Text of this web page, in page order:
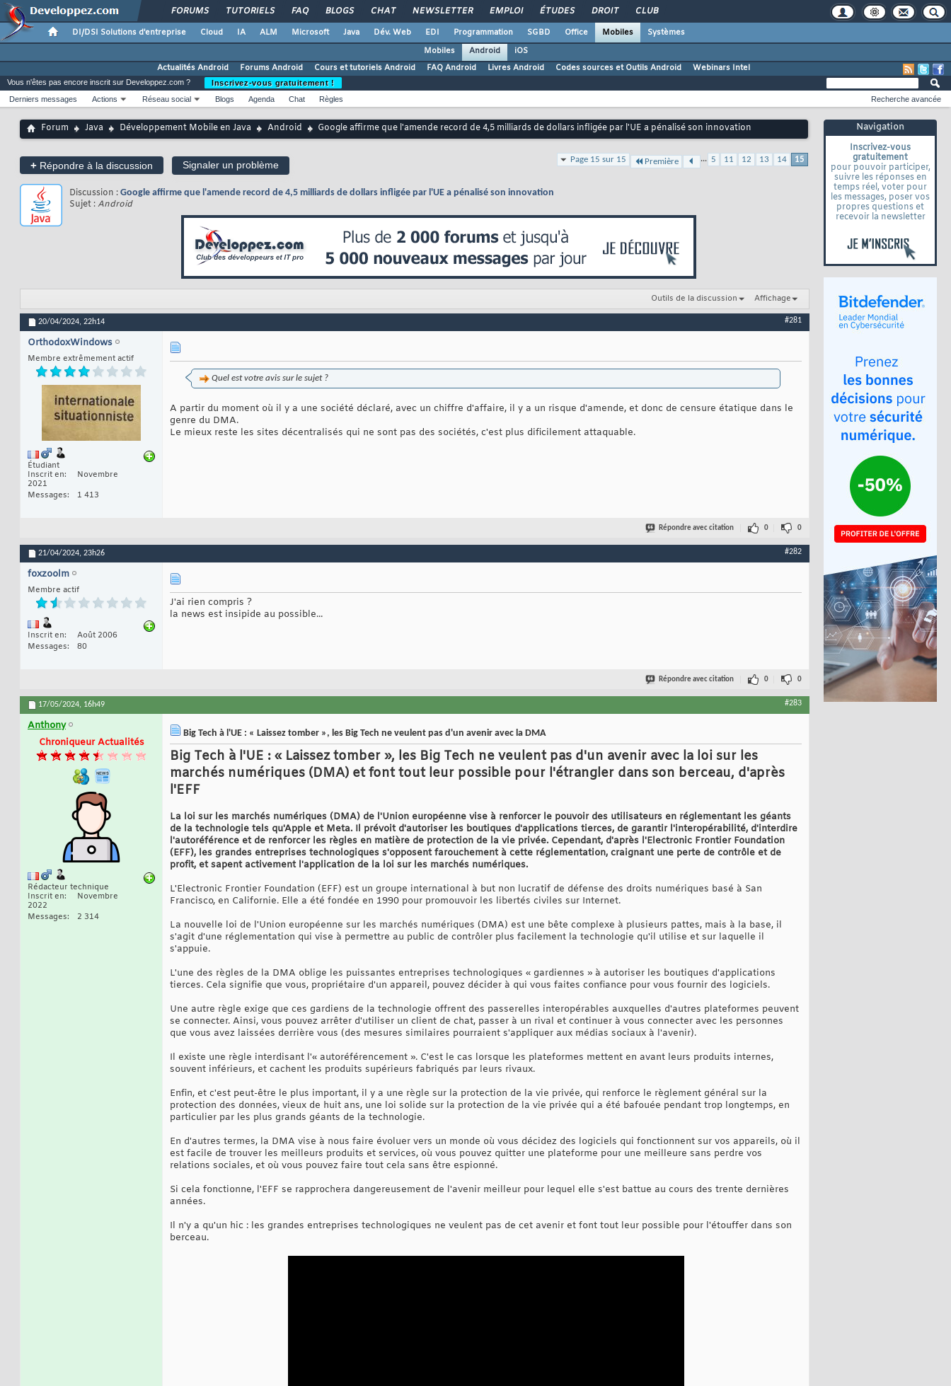
FORUMS TUTORIELS FAQ BLOGS CHAT NEWSLETTER EMPLOI ÉTUDES DROIT CLUB
DI/DSI Solutions d'entreprise Cloud IA ALM Microsoft Java Dév. Web EDI Programmation SGBD Office Mobiles
Systèmes
Mobiles
Android
iOS
Actualités Android
Forums Android Cours et tutoriels Android FAQ Android Livres Android Codes sources et Outils Android Webinars Intel
Navigation
Inscrivez-vous
gratuitement
pour pouvoir participer,
suivre les réponses en
temps réel, voter pour
les messages, poser vos
propres questions et
recevoir la newsletter
Vous n'êtes pas encore inscrit sur Developpez.com ?
Inscrivez-vous gratuitement !
Derniers messages
Actions Réseau social Blogs Agenda Chat Règles Recherche avancée
Forum Java Développement Mobile en Java Android Google affirme que l'amende record de 4,5 milliards de dollars infligée par l'UE a pénalisé son innovation
+ Répondre à la discussion Signaler un problème Page 15 sur 15 Première ... 5 11 12 13 14 15
Discussion : Google affirme que l'amende record de 4,5 milliards de dollars infligée par l'UE a pénalisé son innovation
Sujet :Android
Outils de la discussion Affichage
20/04/2024, 22h14 #281
OrthodoxWindows
Membre extrêmement actif
Étudiant
Inscrit en
Novembre
2021
Messages
1 413
Quel est votre avis sur le sujet ?
A partir du moment où il y a une société déclaré, avec un chiffre d'affaire, il y a un risque d'amende, et donc de censure étatique dans le
genre du DMA.
Le mieux reste les sites décentralisés qui ne sont pas des sociétés, c'est plus dificilement attaquable.
Répondre avec citation 0 0
21/04/2024, 23h26 #282
foxzoolm
Membre actif
Inscrit en
Août 2006
Messages
80
J'ai rien compris ?
la news est insipide au possible...
Répondre avec citation 0 0
17/05/2024, 16h49 #283
Anthony
Chroniqueur Actualités
Rédacteur technique
Inscrit en
Novembre
2022
Messages
2 314
Big Tech à l'UE : « Laissez tomber », les Big Tech ne veulent pas d'un avenir avec la DMA
Big Tech à l'UE : « Laissez tomber », les Big Tech ne veulent pas d'un avenir avec la loi sur les
marchés numériques (DMA) et font tout leur possible pour l'étrangler dans son berceau, d'après
l'EFF
La loi sur les marchés numériques (DMA) de l'Union européenne vise à renforcer le pouvoir des utilisateurs en réglementant les géants
de la technologie tels qu'Apple et Meta. Il prévoit d'autoriser les boutiques d'applications tierces, de garantir l'interopérabilité, d'interdire
l'autoréférence et de renforcer les règles en matière de protection de la vie privée. Cependant, d'après l'Electronic Frontier Foundation
(EFF), les grandes entreprises technologiques s'opposent farouchement à cette réglementation, craignant une perte de contrôle et de
profit, et sapent activement l'application de la loi sur les marchés numériques.
L'Electronic Frontier Foundation (EFF) est un groupe international à but non lucratif de défense des droits numériques basé à San
Francisco, en Californie. Elle a été fondée en 1990 pour promouvoir les libertés civiles sur Internet.
La nouvelle loi de l'Union européenne sur les marchés numériques (DMA) est une bête complexe à plusieurs pattes, mais à la base, il
s'agit d'une réglementation qui vise à permettre au public de contrôler plus facilement la technologie qu'il utilise et sur laquelle il
s'appuie.
L'une des règles de la DMA oblige les puissantes entreprises technologiques « gardiennes » à autoriser les boutiques d'applications
tierces. Cela signifie que vous, propriétaire d'un appareil, pouvez décider à qui vous faites confiance pour vous fournir des logiciels.
Une autre règle exige que ces gardiens de la technologie offrent des passerelles interopérables auxquelles d'autres plateformes peuvent
se connecter. Ainsi, vous pouvez arrêter d'utiliser un client de chat, passer à un rival et continuer à vous connecter avec les personnes
que vous avez laissées derrière vous (des mesures similaires pourraient s'appliquer aux médias sociaux à l'avenir).
Il existe une règle interdisant l'« autoréférencement ». C'est le cas lorsque les plateformes mettent en avant leurs produits internes,
souvent inférieurs, et cachent les produits supérieurs fabriqués par leurs rivaux.
Enfin, et c'est peut-être le plus important, il y a une règle sur la protection de la vie privée, qui renforce le règlement général sur la
protection des données, vieux de huit ans, une loi solide sur la protection de la vie privée qui a été bafouée pendant trop longtemps, en
particulier par les plus grands géants de la technologie.
En d'autres termes, la DMA vise à nous faire évoluer vers un monde où vous décidez des logiciels qui fonctionnent sur vos appareils, où il
est facile de trouver les meilleurs produits et services, où vous pouvez quitter une plateforme pour une meilleure sans perdre vos
relations sociales, et où vous pouvez faire tout cela sans être espionné.
Si cela fonctionne, l'EFF se rapprochera dangereusement de l'avenir meilleur pour lequel elle s'est battue au cours des trente dernières
années.
Il n'y a qu'un hic : les grandes entreprises technologiques ne veulent pas de cet avenir et font tout leur possible pour l'étouffer dans son
berceau.